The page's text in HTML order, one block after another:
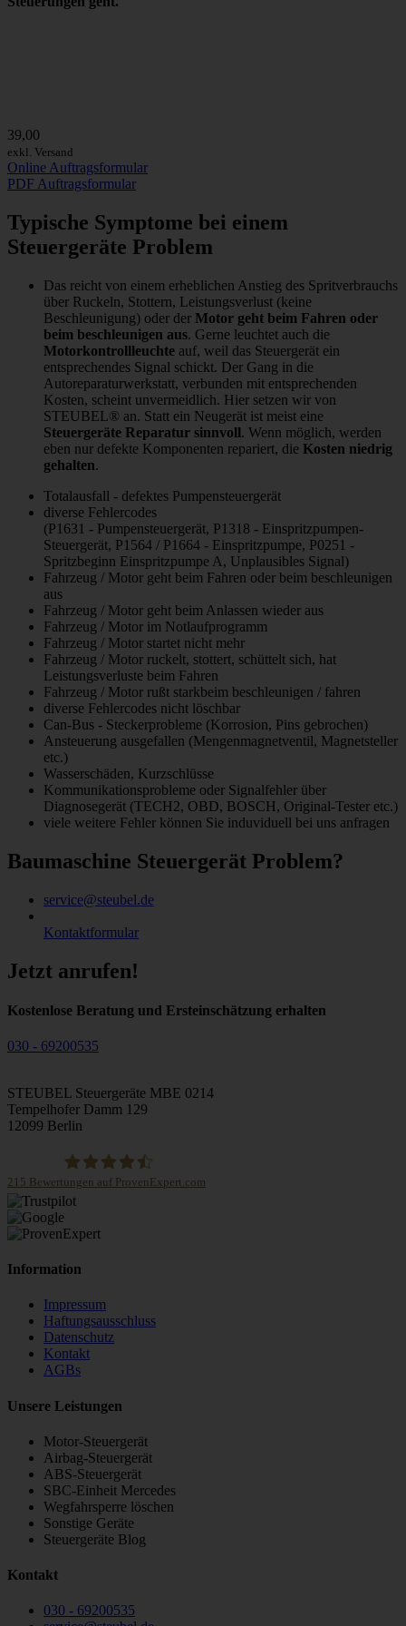
39,00
exkl. Versand
Online Auftragsformular
PDF Auftragsformular
Typische Symptome bei einem
Steuergeräte Problem
Das reicht von einem erheblichen Anstieg des Spritverbrauchs
über Ruckeln, Stottern, Leistungsverlust (keine
Beschleunigung) oder der Motor geht beim Fahren oder
beim beschleunigen aus. Gerne leuchtet auch die
Motorkontrollleuchte auf, weil das Steuergerät ein
entsprechendes Signal schickt. Der Gang in die
Autoreparaturwerkstatt, verbunden mit entsprechenden
Kosten, scheint unvermeidlich. Hier setzen wir von
STEUBEL® an. Statt ein Neugerät ist meist eine
Steuergeräte Reparatur sinnvoll. Wenn möglich, werden
eben nur defekte Komponenten repariert, die Kosten niedrig
gehalten.
Totalausfall - defektes Pumpensteuergerät
diverse Fehlercodes
(P1631 - Pumpensteuergerät, P1318 - Einspritzpumpen-
Steuergerät, P1564 / P1664 - Einspritzpumpe, P0251 -
Spritzbeginn Einspritzpumpe A, Unplausibles Signal)
Fahrzeug / Motor geht beim Fahren oder beim beschleunigen
aus
Fahrzeug / Motor geht beim Anlassen wieder aus
Fahrzeug / Motor im Notlaufprogramm
Fahrzeug / Motor startet nicht mehr
Fahrzeug / Motor ruckelt, stottert, schüttelt sich, hat
Leistungsverluste beim Fahren
Fahrzeug / Motor rußt starkbeim beschleunigen / fahren
diverse Fehlercodes nicht löschbar
Can-Bus - Steckerprobleme (Korrosion, Pins gebrochen)
Ansteuerung ausgefallen (Mengenmagnetventil, Magnetsteller
etc.)
Wasserschäden, Kurzschlüsse
Kommunikationsprobleme oder Signalfehler über
Diagnosegerät (TECH2, OBD, BOSCH, Original-Tester etc.)
viele weitere Fehler können Sie induviduell bei uns anfragen
Baumaschine Steuergerät Problem?
service@steubel.de
Kontaktformular
Jetzt anrufen!
Kostenlose Beratung und Ersteinschätzung erhalten
030 - 69200535
STEUBEL Steuergeräte MBE 0214
Tempelhofer Damm 129
12099 Berlin
STEUBEL Steuergeräte Annahme Filiale MBE 0214
215 Bewertungen auf ProvenExpert.com
Information
Impressum
Haftungsausschluss
Datenschutz
Kontakt
AGBs
Unsere Leistungen
Motor-Steuergerät
Airbag-Steuergerät
ABS-Steuergerät
SBC-Einheit Mercedes
Wegfahrsperre löschen
Sonstige Geräte
Steuergeräte Blog
Kontakt
030 - 69200535